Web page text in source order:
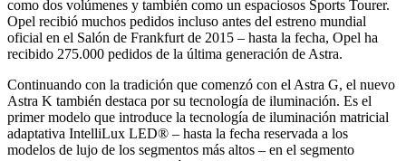
como dos volúmenes y también como un espaciosos Sports Tourer.
Opel recibió muchos pedidos incluso antes del estreno mundial
oficial en el Salón de Frankfurt de 2015 – hasta la fecha, Opel ha
recibido 275.000 pedidos de la última generación de Astra.
Continuando con la tradición que comenzó con el Astra G, el nuevo
Astra K también destaca por su tecnología de iluminación. Es el
primer modelo que introduce la tecnología de iluminación matricial
adaptativa IntelliLux LED® – hasta la fecha reservada a los
modelos de lujo de los segmentos más altos – en el segmento